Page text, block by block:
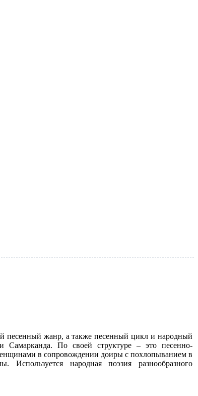
песенный жанр, а также песенный цикл и народный
Самарканда. По своей структуре – это песенно-
в сопровождении доиры с похлопыванием в
Используется народная поэзия разнообразного